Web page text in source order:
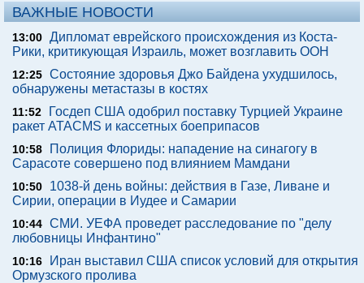
ВАЖНЫЕ НОВОСТИ
13:00 Дипломат еврейского происхождения из Коста-
Рики, критикующая Израиль, может возглавить ООН
12:25 Состояние здоровья Джо Байдена ухудшилось,
обнаружены метастазы в костях
11:52
Госдеп США одобрил поставку Турцией Украине
ракет ATACMS и кассетных боеприпасов
10:58
Полиция Флориды: нападение на синагогу в
Сарасоте совершено под влиянием Мамдани
10:50
1038-й день войны: действия в Газе, Ливане и
Сирии, операции в Иудее и Самарии
10:44 СМИ. УЕФА проведет расследование по "делу
любовницы Инфантино"
10:16
Иран выставил США список условий для открытия
Ормузского пролива